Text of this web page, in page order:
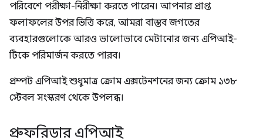
পরিবেশে পরীক্ষা-নিরীক্ষা করতে পারেন। আপনার প্রাপ্ত
ফলাফলের উপর ভিত্তি করে, আমরা বাস্তব জগতের
ব্যবহারগুলোকে আরও ভালোভাবে মেটানোর জন্য এপিআই-
টিকে পরিমার্জন করতে পারব।
প্রম্পট এপিআই শুধুমাত্র ক্রোম এক্সটেনশনের জন্য ক্রোম ১৩৮
স্টেবল সংস্করণ থেকে উপলব্ধ।
প্রুফরিডার এপিআই